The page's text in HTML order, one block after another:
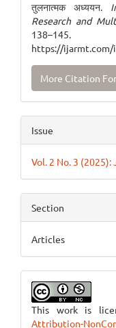
तुलनात्मक अध्ययन.
Research and
https://
More Citation
Issue
Vol. 2 No. 3 (2025):
Section
Articles
This work is
Attribution-